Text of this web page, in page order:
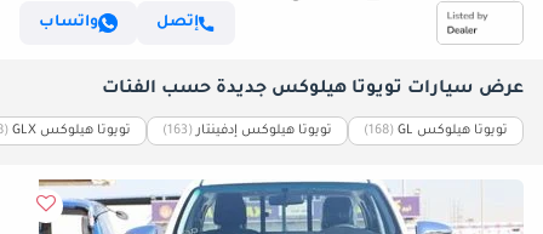
إتصل
واتساب
عرض سيارات تويوتا هيلوكس جديدة حسب الفئات
تويوتا هيلوكس GL ‏(168) تويوتا هيلوكس إدفينتار ‏(163) تويوتا هيلوكس GLX ‏(158)